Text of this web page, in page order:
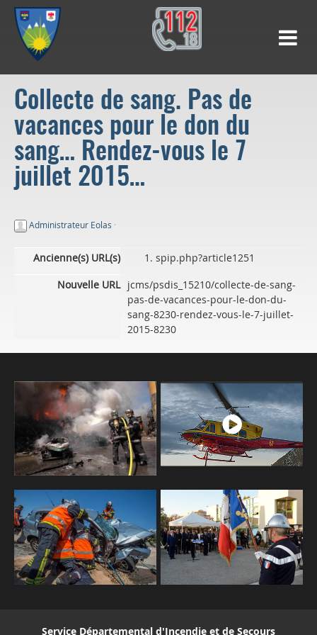
Collecte de sang. Pas de
vacances pour le don du
sang… Rendez-vous le 7
juillet 2015…
Administrateur Eolas ·
Ancienne(s) URL(s)
spip.php?article1251
Nouvelle URL jcms/psdis_15210/collecte-de-sang-
pas-de-vacances-pour-le-don-du-
sang-8230-rendez-vous-le-7-juillet-
2015-8230
Service Départemental d'Incendie et de Secours